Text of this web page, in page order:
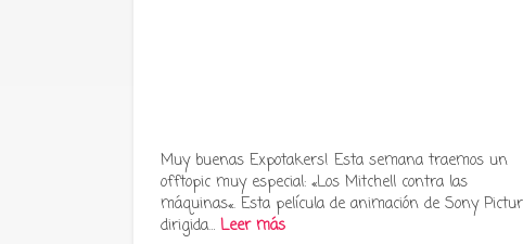
Muy buenas Expotakers! Esta semana traemos un
offtopic muy especial: «Los Mitchell contra las
máquinas«. Esta película de animación de Sony
dirigida…Leer más